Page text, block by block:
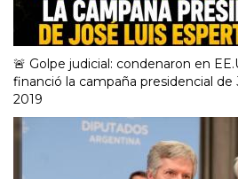
🚨 Golpe judicial: condenaron en
financió la campaña presidencial de
2019